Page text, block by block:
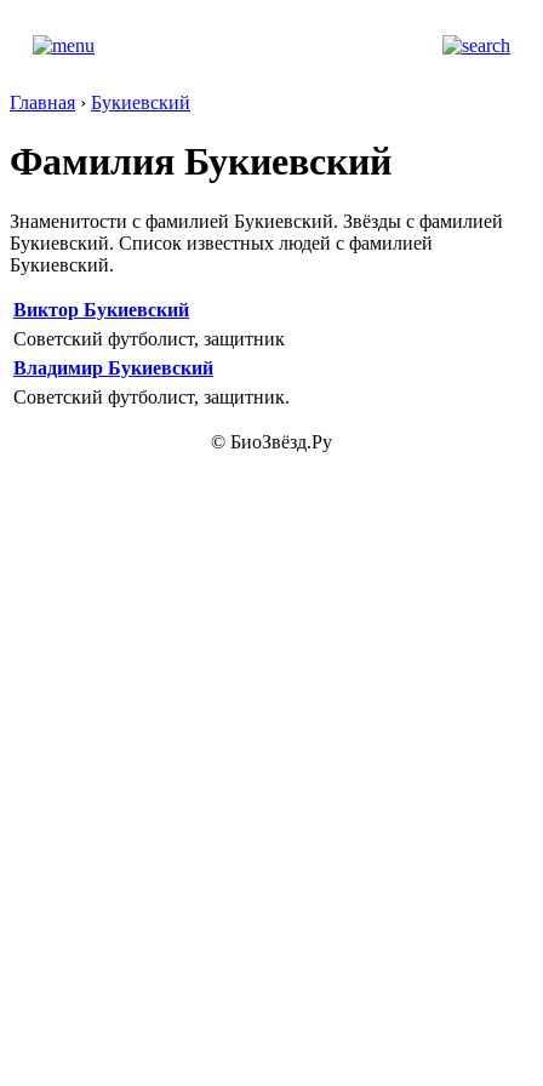
Главная › Букиевский
Фамилия Букиевский
Знаменитости с фамилией Букиевский. Звёзды с фамилией
Букиевский. Список известных людей с фамилией
Букиевский.
Виктор Букиевский
Советский футболист, защитник
Владимир Букиевский
Советский футболист, защитник.
© БиоЗвёзд.Ру